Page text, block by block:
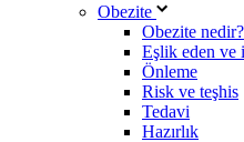
Obezite
Obezite nedir?
Eşlik eden ve
Önleme
Risk ve teşhis
Tedavi
Hazırlık